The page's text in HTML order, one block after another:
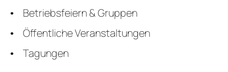
Betriebsfeiern & Gruppen
Öffentliche Veranstaltungen
Tagungen